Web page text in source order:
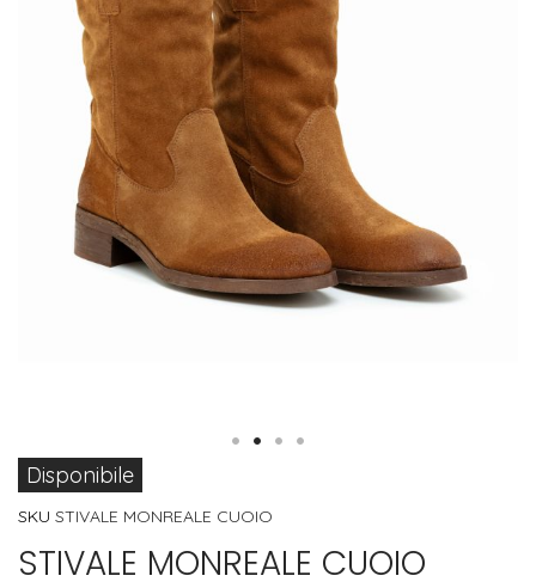
Vai
all'inizio
della
galleria
Disponibile
SKU STIVALE MONREALE CUOIO
STIVALE MONREALE CUOIO